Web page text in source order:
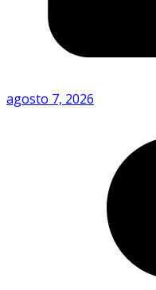
agosto 7, 2026